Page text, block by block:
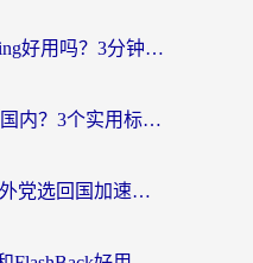
海外党必看：云极和Bling好用吗？3分钟教你选对回国加速器
从澳门用什么VPN访问国内？3个实用标准帮你避开坑，无缝刷剧听歌
穿梭和银河哪个好？海外党选回国加速器的避坑指南，附番茄加速器实测体验